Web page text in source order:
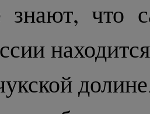
знают, что